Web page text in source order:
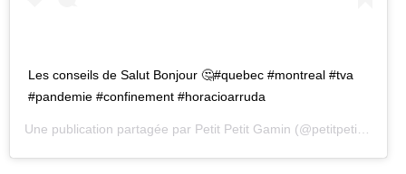
Les conseils de Salut Bonjour 🤔#quebec #montreal #tva
#pandemie #confinement #horacioarruda
Une publication partagée par Petit Petit Gamin (@petitpetitgamin) le